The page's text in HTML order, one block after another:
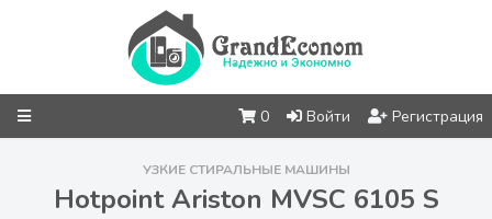
0 Войти Регистрация
УЗКИЕ СТИРАЛЬНЫЕ МАШИНЫ
Hotpoint Ariston MVSC 6105 S